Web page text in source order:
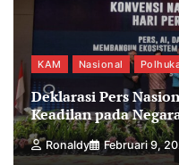
KAM Nasional
Deklarasi Pers
Keadilan pada
Ronaldy Februari 9,